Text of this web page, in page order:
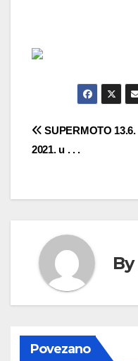
Navigacija
SUPERMOTO 13.6.
2021. u . . .
By
Povezano